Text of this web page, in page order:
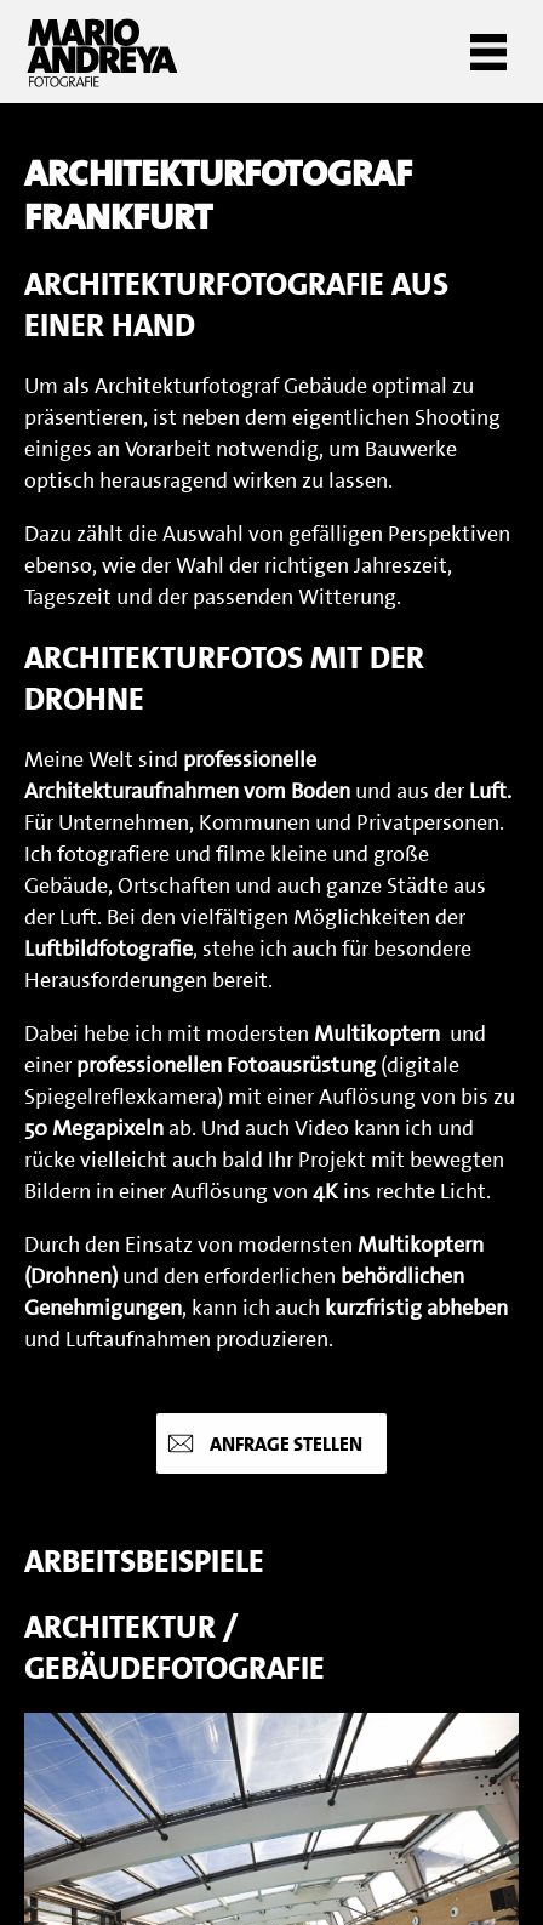
ARCHITEKTURFOTOGRAF
FRANKFURT
ARCHITEKTURFOTOGRAFIE AUS
EINER HAND
Um als Architekturfotograf Gebäude optimal zu
präsentieren, ist neben dem eigentlichen Shooting
einiges an Vorarbeit notwendig, um Bauwerke
optisch herausragend wirken zu lassen.
Dazu zählt die Auswahl von gefälligen Perspektiven
ebenso, wie der Wahl der richtigen Jahreszeit,
Tageszeit und der passenden Witterung.
ARCHITEKTURFOTOS MIT DER
DROHNE
Meine Welt sind professionelle
Architekturaufnahmen vom Boden und aus der Luft.
Für Unternehmen, Kommunen und Privatpersonen.
Ich fotografiere und filme kleine und große
Gebäude, Ortschaften und auch ganze Städte aus
der Luft. Bei den vielfältigen Möglichkeiten der
Luftbildfotografie, stehe ich auch für besondere
Herausforderungen bereit.
Dabei hebe ich mit modersten Multikoptern und
einer professionellen Fotoausrüstung (digitale
Spiegelreflexkamera) mit einer Auflösung von bis zu
50 Megapixelnab. Und auch Video kann ich und
rücke vielleicht auch bald Ihr Projekt mit bewegten
Bildern in einer Auflösung von 4Kins rechte Licht.
Durch den Einsatz von modernsten Multikoptern
(Drohnen) und den erforderlichen behördlichen
Genehmigungen, kann ich auch kurzfristig abheben
und Luftaufnahmen produzieren.
ANFRAGE STELLEN
ARBEITSBEISPIELE
ARCHITEKTUR /
GEBÄUDEFOTOGRAFIE